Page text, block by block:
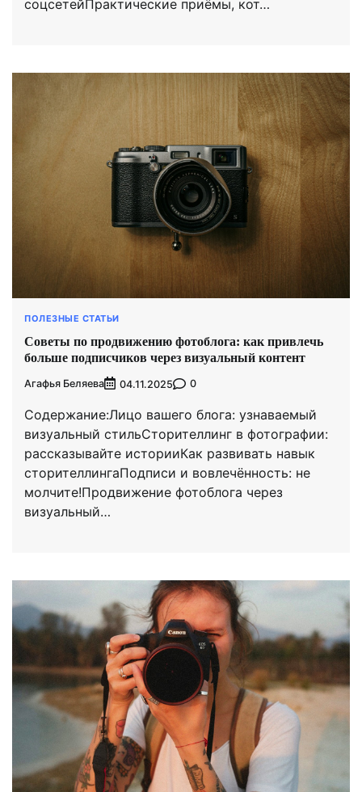
соцсетейПрактические приёмы, кот…
ПОЛЕЗНЫЕ СТАТЬИ
Советы по продвижению фотоблога: как привлечь
больше подписчиков через визуальный контент
Агафья Беляева 04.11.2025 0
Содержание:Лицо вашего блога: узнаваемый
визуальный стильСторителлинг в фотографии:
рассказывайте историиКак развивать навык
сторителлингаПодписи и вовлечённость: не
молчите!Продвижение фотоблога через
визуальный…